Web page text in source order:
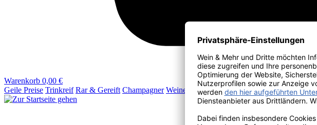
Warenkorb 0,00 €
Geile Preise Trinkreif Rar & Gereift Champagner Weine Wein & Mehr Edition Vorteilspakete